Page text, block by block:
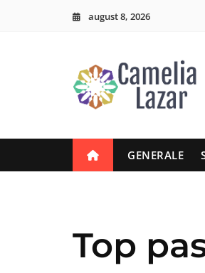
august 8, 2026
GENERALE
Top